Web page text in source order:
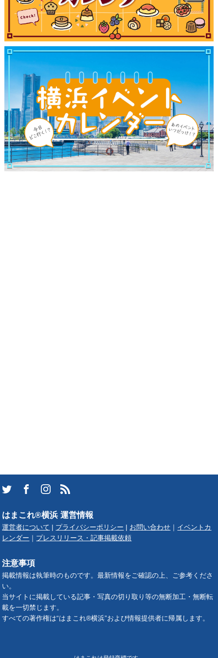
はまこれ®横浜 運営情報
運営者について プライバシーポリシー お問い合わせ
イベントカ
レンダー
プレスリリース・記事掲載依頼
注意事項
掲載情報は執筆時のものです。最新情報をご確認の上、ご参考くださ
い。
当サイトに掲載している記事・写真の切り取り等の無断加工・無断転
載を一切禁じます。
すべての著作権は“はまこれ®横浜”および情報提供者に帰属します。